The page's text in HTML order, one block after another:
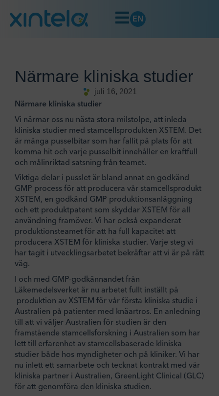
EN
Närmare kliniska studier
juli 16, 2021
Närmare kliniska studier
Vi närmar oss nu nästa stora milstolpe, att inleda
kliniska studier med stamcellsprodukten XSTEM. Det
är många pusselbitar som har fallit på plats för att
komma hit och varje pusselbit innehåller en kraftfull
och målinriktad satsning från teamet.
Viktiga delar i pusslet är bland annat en godkänd
GMP process för att producera vår stamcellsprodukt
XSTEM, en godkänd GMP produktionsanläggning
och ett produktpatent som skyddar XSTEM för all
användning framöver. Vi har också expanderat
produktionsteamet för att ha full kapacitet att
producera XSTEM för kliniska studier. Varje steg vi
har tagit i utvecklingsarbetet bekräftar att vi är på rätt
väg.
I och med GMP-godkännandet från
Läkemedelsverket är nu arbetet fullt inställt på
produktion av XSTEM för vår första kliniska studie i
Australien på patienter med knäartros. En anledning
till att vi väljer Australien för studien är den
framstående stamcellsforskning i Australien som har
lett till erfarenhet av stamcellsbaserade kliniska
studier både hos myndigheter och på kliniker. Vi har
nu inlett ett samarbete och tecknat kontrakt med vår
kliniska partner i Australien, GreenLight Clinical (GLC)
för att genomföra den kliniska studien.